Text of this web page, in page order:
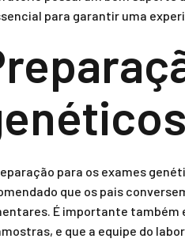
para garantir uma
para os exames
que os pais
É importante também
e que a equipe do